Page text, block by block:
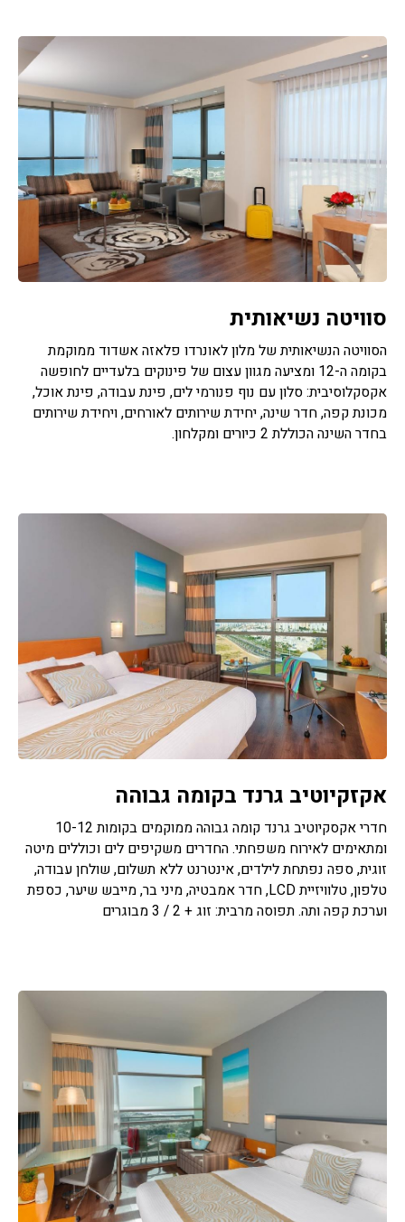
סוויטה נשיאותית
הסוויטה הנשיאותית של מלון לאונרדו פלאזה אשדוד ממוקמת
בקומה ה-12 ומציעה מגוון עצום של פינוקים בלעדיים לחופשה
אקסקלוסיבית: סלון עם נוף פנורמי לים, פינת עבודה, פינת אוכל,
מכונת קפה, חדר שינה, יחידת שירותים לאורחים, ויחידת שירותים
בחדר השינה הכוללת 2 כיורים ומקלחון.
אקזקיוטיב גרנד בקומה גבוהה
חדרי אקסקיוטיב גרנד קומה גבוהה ממוקמים בקומות 10-12
ומתאימים לאירוח משפחתי. החדרים משקיפים לים וכוללים מיטה
זוגית, ספה נפתחת לילדים, אינטרנט ללא תשלום, שולחן עבודה,
טלפון, טלוויזיית LCD, חדר אמבטיה, מיני בר, מייבש שיער, כספת
וערכת קפה ותה. תפוסה מרבית: זוג + 2 / 3 מבוגרים